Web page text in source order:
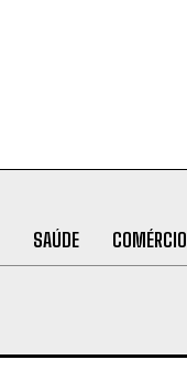
SAÚDE COMÉRCIO